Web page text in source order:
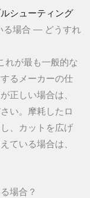
シューティング
る場合 — どうすれ
れが最も一般的な
るメーカーの仕
正しい場合は、
い。摩耗したロ
、カットを広げ
ている場合は、
場合？